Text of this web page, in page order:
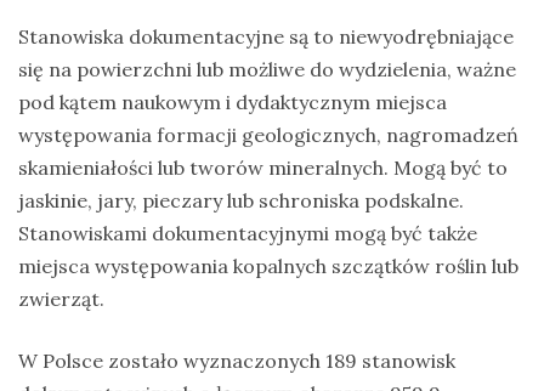
Stanowiska dokumentacyjne są to niewyodrębniające
się na powierzchni lub możliwe do wydzielenia, ważne
pod kątem naukowym i dydaktycznym miejsca
występowania formacji geologicznych, nagromadzeń
skamieniałości lub tworów mineralnych. Mogą być to
jaskinie, jary, pieczary lub schroniska podskalne.
Stanowiskami dokumentacyjnymi mogą być także
miejsca występowania kopalnych szczątków roślin lub
zwierząt.
W Polsce zostało wyznaczonych 189 stanowisk